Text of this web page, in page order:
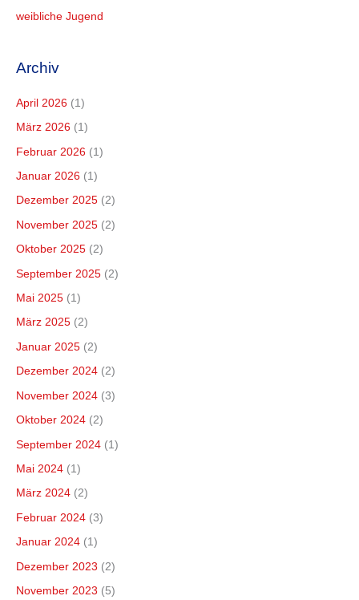
weibliche Jugend
Archiv
April 2026 (1)
März 2026 (1)
Februar 2026 (1)
Januar 2026 (1)
Dezember 2025 (2)
November 2025 (2)
Oktober 2025 (2)
September 2025 (2)
Mai 2025 (1)
März 2025 (2)
Januar 2025 (2)
Dezember 2024 (2)
November 2024 (3)
Oktober 2024 (2)
September 2024 (1)
Mai 2024 (1)
März 2024 (2)
Februar 2024 (3)
Januar 2024 (1)
Dezember 2023 (2)
November 2023 (5)